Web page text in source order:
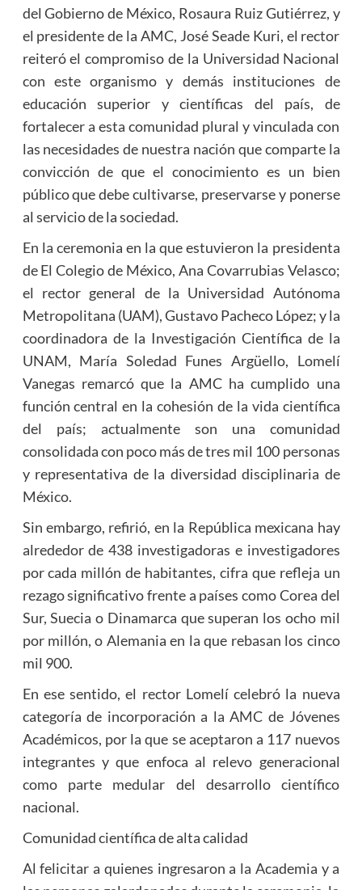
del Gobierno de México, Rosaura Ruiz Gutiérrez, y
el presidente de la AMC, José Seade Kuri, el rector
reiteró el compromiso de la Universidad Nacional
con este organismo y demás instituciones de
educación superior y científicas del país, de
fortalecer a esta comunidad plural y vinculada con
las necesidades de nuestra nación que comparte la
convicción de que el conocimiento es un bien
público que debe cultivarse, preservarse y ponerse
al servicio de la sociedad.
En la ceremonia en la que estuvieron la presidenta
de El Colegio de México, Ana Covarrubias Velasco;
el rector general de la Universidad Autónoma
Metropolitana (UAM), Gustavo Pacheco López; y la
coordinadora de la Investigación Científica de la
UNAM, María Soledad Funes Argüello, Lomelí
Vanegas remarcó que la AMC ha cumplido una
función central en la cohesión de la vida científica
del país; actualmente son una comunidad
consolidada con poco más de tres mil 100 personas
y representativa de la diversidad disciplinaria de
México.
Sin embargo, refirió, en la República mexicana hay
alrededor de 438 investigadoras e investigadores
por cada millón de habitantes, cifra que refleja un
rezago significativo frente a países como Corea del
Sur, Suecia o Dinamarca que superan los ocho mil
por millón, o Alemania en la que rebasan los cinco
mil 900.
En ese sentido, el rector Lomelí celebró la nueva
categoría de incorporación a la AMC de Jóvenes
Académicos, por la que se aceptaron a 117 nuevos
integrantes y que enfoca al relevo generacional
como parte medular del desarrollo científico
nacional.
Comunidad científica de alta calidad
Al felicitar a quienes ingresaron a la Academia y a